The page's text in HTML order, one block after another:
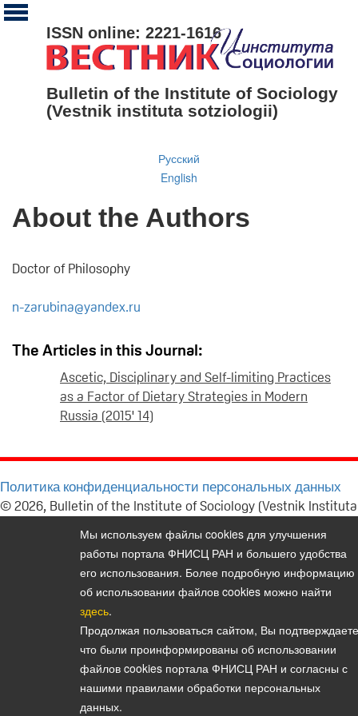
ISSN online: 2221-1616
Bulletin of the Institute of Sociology
(Vestnik instituta sotziologii)
Русский
English
About the Authors
Doctor of Philosophy
n-zarubina@yandex.ru
The Articles in this Journal:
Ascetic, Disciplinary and Self-limiting Practices
as a Factor of Dietary Strategies in Modern
Russia (2015' 14)
Политика конфиденциальности персональных данных
© 2026, Bulletin of the Institute of Sociology (Vestnik Instituta
vestnik@isras.ru
Мы используем файлы cookies для улучшения
работы портала ФНИСЦ РАН и большего удобства
его использования. Более подробную информацию
об использовании файлов cookies можно найти
здесь.
Продолжая пользоваться сайтом, Вы
что были проинформированы об использовании
файлов cookies портала ФНИСЦ РАН и согласны с
нашими правилами обработки персональных
данных.